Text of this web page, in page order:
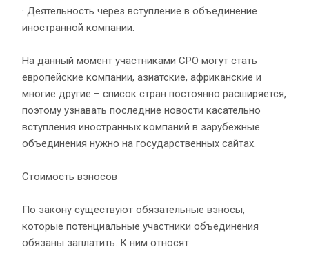
· Деятельность через вступление в объединение
иностранной компании.
На данный момент участниками СРО могут стать
европейские компании, азиатские, африканские и
многие другие – список стран постоянно расширяется,
поэтому узнавать последние новости касательно
вступления иностранных компаний в зарубежные
объединения нужно на государственных сайтах.
Стоимость взносов
По закону существуют обязательные взносы,
которые потенциальные участники объединения
обязаны заплатить. К ним относят: